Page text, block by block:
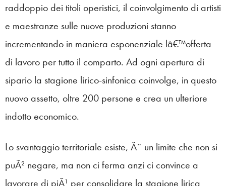
raddoppio dei titoli operistici, il coinvolgimento di artisti
e maestranze sulle nuove produzioni stanno
incrementando in maniera esponenziale lâ€™offerta
di lavoro per tutto il comparto. Ad ogni apertura di
sipario la stagione lirico-sinfonica coinvolge, in questo
nuovo assetto, oltre 200 persone e crea un ulteriore
indotto economico.
Lo svantaggio territoriale esiste, Ã¨ un limite che non si
puÃ² negare, ma non ci ferma anzi ci convince a
lavorare di piÃ¹ per consolidare la stagione lirica